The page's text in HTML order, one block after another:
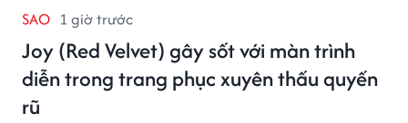
SAO 1 giờ trước
Joy (Red Velvet) gây sốt với màn trình
diễn trong trang phục xuyên thấu quyến
rũ